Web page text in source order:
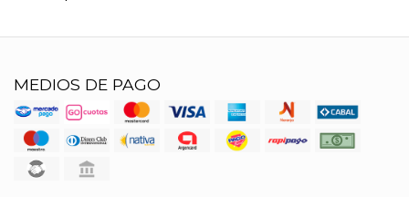
MEDIOS DE PAGO